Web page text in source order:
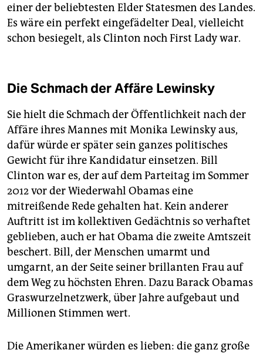
einer der beliebtesten Elder Statesmen des Landes.
Es wäre ein perfekt eingefädelter Deal, vielleicht
schon besiegelt, als Clinton noch First Lady war.
Die Schmach der Affäre Lewinsky
Sie hielt die Schmach der Öffentlichkeit nach der
Affäre ihres Mannes mit Monika Lewinsky aus,
dafür würde er später sein ganzes politisches
Gewicht für ihre Kandidatur einsetzen. Bill
Clinton war es, der auf dem Parteitag im Sommer
2012 vor der Wiederwahl Obamas eine
mitreißende Rede gehalten hat. Kein anderer
Auftritt ist im kollektiven Gedächtnis so verhaftet
geblieben, auch er hat Obama die zweite Amtszeit
beschert. Bill, der Menschen umarmt und
umgarnt, an der Seite seiner brillanten Frau auf
dem Weg zu höchsten Ehren. Dazu Barack Obamas
Graswurzelnetzwerk, über Jahre aufgebaut und
Millionen Stimmen wert.
Die Amerikaner würden es lieben: die ganz große